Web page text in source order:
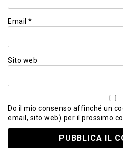
Email *
Sito web
Do il mio consenso affinché un
email, sito web) per il prossimo